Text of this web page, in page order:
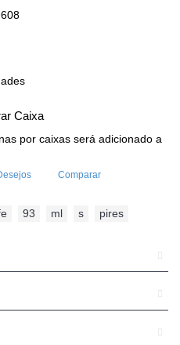
Caixa
por caixas será adicionado a
Comparar
93 ml s pires